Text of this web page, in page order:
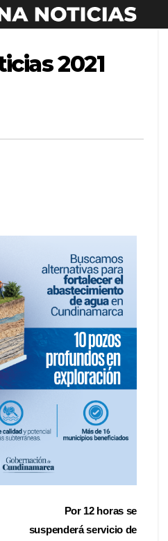
2021
Por 12 horas se
suspenderá servicio de